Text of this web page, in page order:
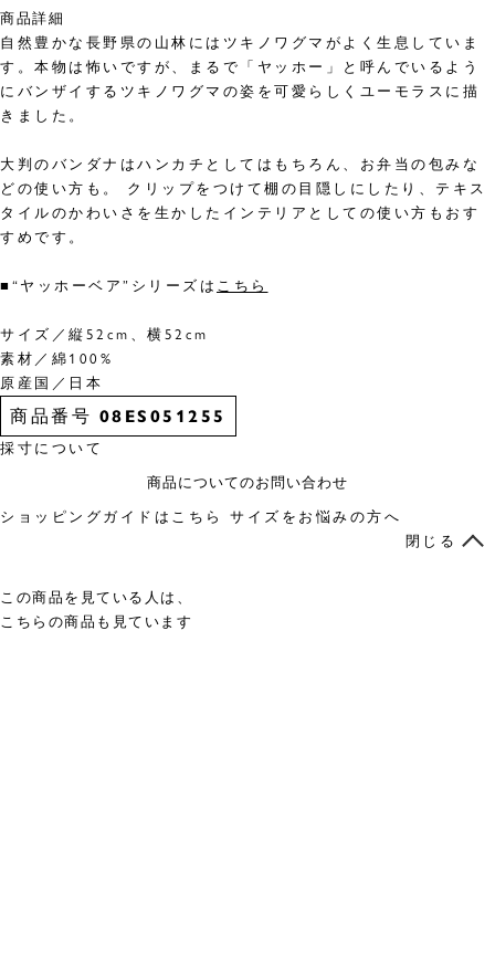
商品詳細
自然豊かな長野県の山林にはツキノワグマがよく生息していま
す。本物は怖いですが、まるで「ヤッホー」と呼んでいるよう
にバンザイするツキノワグマの姿を可愛らしくユーモラスに描
きました。
大判のバンダナはハンカチとしてはもちろん、お弁当の包みな
どの使い方も。 クリップをつけて棚の目隠しにしたり、テキス
タイルのかわいさを生かしたインテリアとしての使い方もおす
すめです。
■“ヤッホーベア”シリーズは こちら
サイズ／縦52cm、横52cm
素材／綿100%
原産国／日本
商品番号 08ES051255
採寸について
商品についてのお問い合わせ
ショッピングガイドはこちら
サイズをお悩みの方へ
閉じる
この商品を見ている人は、
こちらの商品も見ています